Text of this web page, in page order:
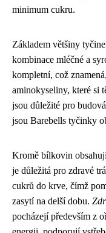
minimum cukru.
Základem většiny
kombinace mléčné a
kompletní, což
aminokyseliny, které si
jsou důležité pro
jsou Barebells tyčinky
Kromě bílkovin
je důležitá pro zdravé
cukrů do krve, čímž
zasytí na delší dobu.
pocházejí především z